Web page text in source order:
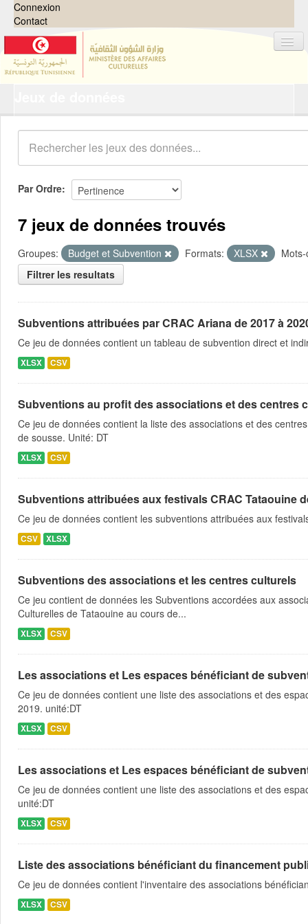
Connexion
Contact
Organisations
Groupes
Demandes 0
À propos
Par Ordre
7 jeux de données trouvés
Groupes: Budget et Subvention Formats: XLSX
Filtrer les resultats
Subventions attribuées par CRAC Ariana de 2017 à
Ce jeu de données contient un tableau de subvention direct et
XLSX CSV
Subventions au profit des associations et des centres
Ce jeu de données contient la liste des associations et des
de sousse. Unité: DT
XLSX CSV
Subventions attribuées aux festivals CRAC Tataouine
Ce jeu de données contient les subventions attribuées aux
CSV XLSX
Subventions des associations et les centres culturels
Ce jeu contient de données les Subventions accordées aux
Culturelles de Tataouine au cours de...
XLSX CSV
Les associations et Les espaces bénéficiant de
Ce jeu de données contient une liste des associations et des
2019. unité:DT
XLSX CSV
Les associations et Les espaces bénéficiant de
Ce jeu de données contient une liste des associations et des
unité:DT
XLSX CSV
Liste des associations bénéficiant du financement
Ce jeu de données contient l'inventaire des associations
XLSX CSV